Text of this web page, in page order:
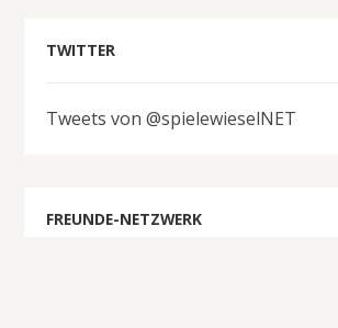
TWITTER
Tweets von @spielewieselNET
FREUNDE-NETZWERK